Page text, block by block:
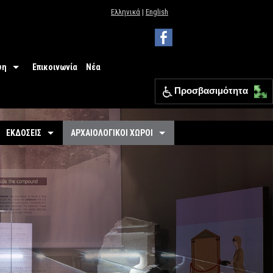
Ελληνικά | English
Θεσπρωτίας
Επικοινωνία Νέα
ΕΚΔΟΣΕΙΣ
-Εκθέσεις
-Αρχαιολογικοί Χώροι
Εκπαιδευτικά Έντυπα
Φυλλάδια
ΑΡΧΑΙΟΛΟΓΙΚΟΙ ΧΩΡΟΙ
Οργανωμένοι
Αρχαιολογικός Χώρος Ελέας
Αρχαιολογικός Χώρος Ντόλιανης
Προσβασιμότητα